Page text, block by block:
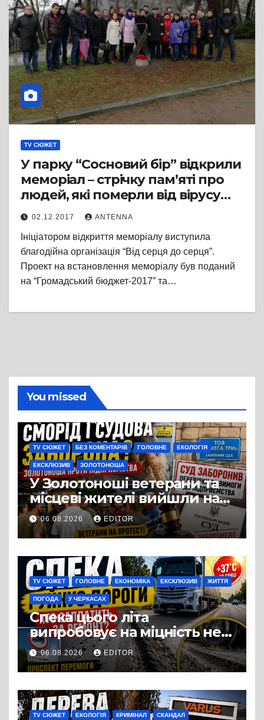
TV СЮЖЕТ
У парку “Сосновий бір” відкрили
меморіал – стрічку пам’яті про
людей, які померли від вірусу
імунодефіциту
02.12.2017 ANTENNA
Ініціатором відкриття меморіалу виступила
благодійна організація “Від серця до серця”.
Проект на встановлення меморіалу був поданий
на “Громадський бюджет-2017” та…
You missed
TV СЮЖЕТ БЕЗ КОМЕНТАРІВ ГОЛОВНЕ ЕКОЛОГІЯ
ЕКСКЛЮЗИВ ЗОЛОТОНОША
У Золотоноші ветерани та
місцеві жителі вийшли на
протест до стін
підприємства ТОВ «Омега
Три», що займається
виробництвом м’яса птиці
06.08.2026 EDITOR
TV СЮЖЕТ ГОЛОВНЕ ЕКОНОМІКА ЕКСКЛЮЗИВ ЖИТТЯ
ПОГОДА У ЧЕРКАСАХ
Спека цього літа
випробовує на міцність не
лише людей, а й дороги
Черкас
06.08.2026 EDITOR
TV СЮЖЕТ ЕКОЛОГІЯ КРИМІНАЛ СКАНДАЛ